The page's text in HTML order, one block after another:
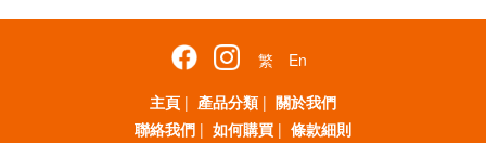
繁
En
主頁 | 產品分類 | 關於我們
聯絡我們 | 如何購買 | 條款細則